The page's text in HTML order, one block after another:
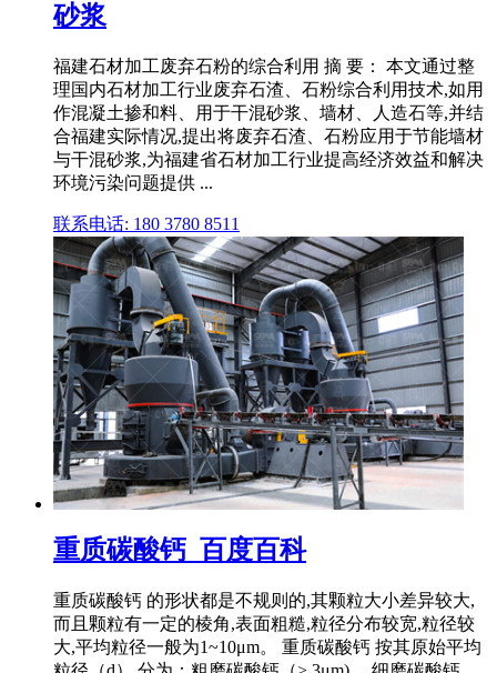
砂浆
福建石材加工废弃石粉的综合利用 摘 要： 本文通过整
理国内石材加工行业废弃石渣、石粉综合利用技术,如用
作混凝土掺和料、用于干混砂浆、墙材、人造石等,并结
合福建实际情况,提出将废弃石渣、石粉应用于节能墙材
与干混砂浆,为福建省石材加工行业提高经济效益和解决
环境污染问题提供 ...
联系电话: 180 3780 8511
重质碳酸钙_百度百科
重质碳酸钙 的形状都是不规则的,其颗粒大小差异较大,
而且颗粒有一定的棱角,表面粗糙,粒径分布较宽,粒径较
大,平均粒径一般为1~10μm。 重质碳酸钙 按其原始平均